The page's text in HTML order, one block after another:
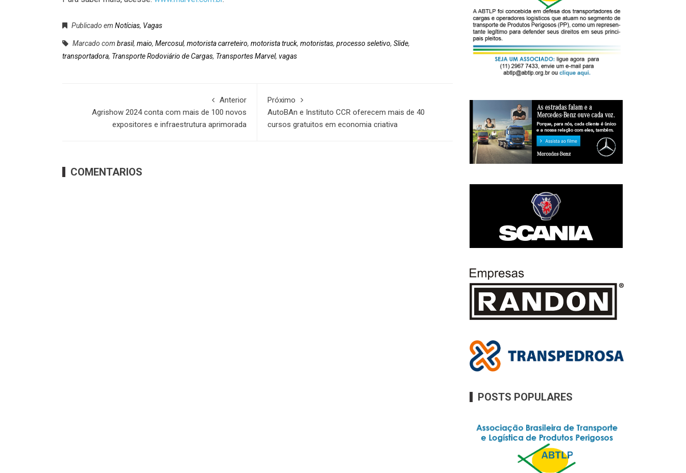
Publicado em Notícias, Vagas
Marcado com brasil, maio, Mercosul, motorista carreteiro, motorista truck, motoristas, processo seletivo, Slide,
transportadora, Transporte Rodoviário de Cargas, Transportes Marvel, vagas
Anterior
Agrishow 2024 conta com mais de 100 novos
expositores e infraestrutura aprimorada
Próximo
AutoBAn e Instituto CCR oferecem mais de 40
cursos gratuitos em economia criativa
COMENTARIOS
POSTS POPULARES